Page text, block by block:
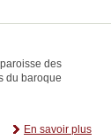
des
du baroque
En savoir plus